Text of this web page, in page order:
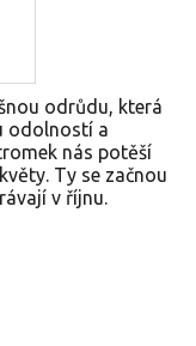
odrůdu, která
odolností a
nás potěší
Ty se začnou
v říjnu.